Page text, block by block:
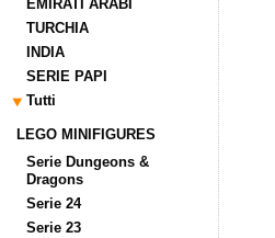
EMIRATI ARABI
TURCHIA
INDIA
SERIE PAPI
Tutti
LEGO MINIFIGURES
Serie Dungeons &
Dragons
Serie 24
Serie 23